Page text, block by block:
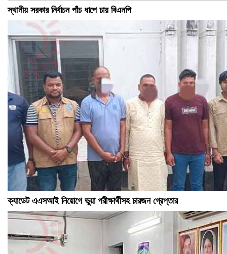
স্থানীয় সরকার নির্বাচন পাঁচ ধাপে চায় বিএনপি
ক্যাডেট এএসআই নিয়োগে ভুয়া পরীক্ষার্থীসহ চারজন গ্রেপ্তার